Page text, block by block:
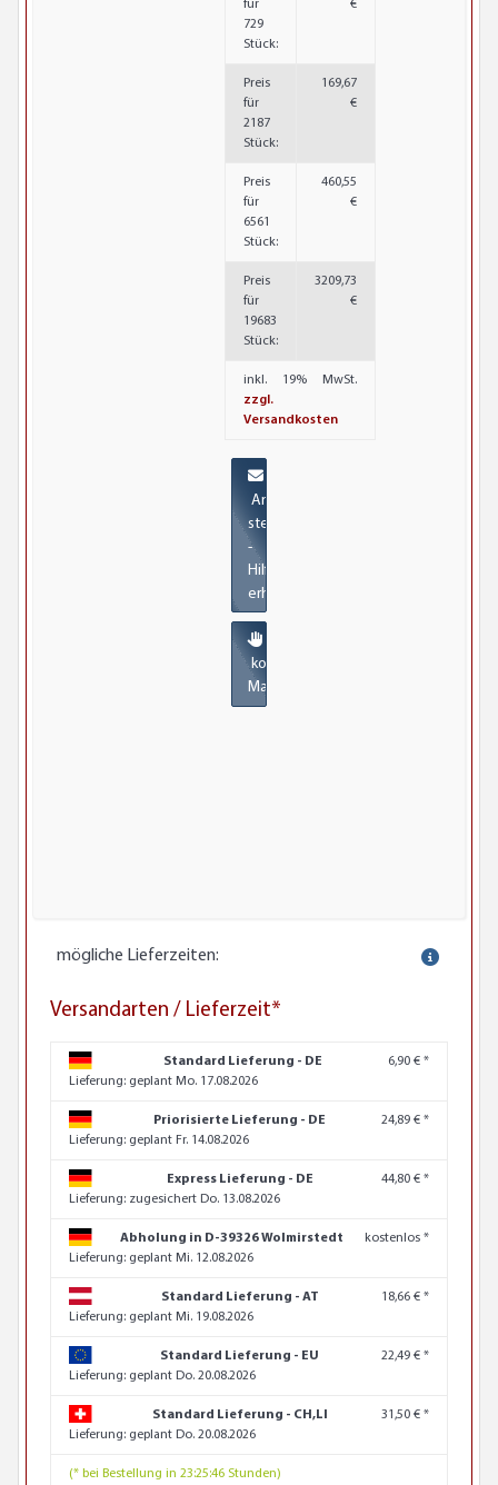
für
729
Stück:
€
Preis
für
2187
Stück:
169,67
€
Preis
für
6561
Stück:
460,55
€
Preis
für
19683
Stück:
3209,73
€
inkl. 19% MwSt.
zzgl.
Versandkosten
Anfrage
stellen
-
Hilfe
erhalten
kostenlose
Materialmuster
mögliche Lieferzeiten:
Versandarten / Lieferzeit*
Standard Lieferung - DE
6,90 € *
Lieferung: geplant Mo. 17.08.2026
Priorisierte Lieferung - DE
24,89 € *
Lieferung: geplant Fr. 14.08.2026
Express Lieferung - DE
44,80 € *
Lieferung: zugesichert Do. 13.08.2026
Abholung in D-39326 Wolmirstedt
kostenlos *
Lieferung: geplant Mi. 12.08.2026
Standard Lieferung - AT
18,66 € *
Lieferung: geplant Mi. 19.08.2026
Standard Lieferung - EU
22,49 € *
Lieferung: geplant Do. 20.08.2026
Standard Lieferung - CH,LI
31,50 € *
Lieferung: geplant Do. 20.08.2026
(* bei Bestellung in 23:25:44 Stunden)